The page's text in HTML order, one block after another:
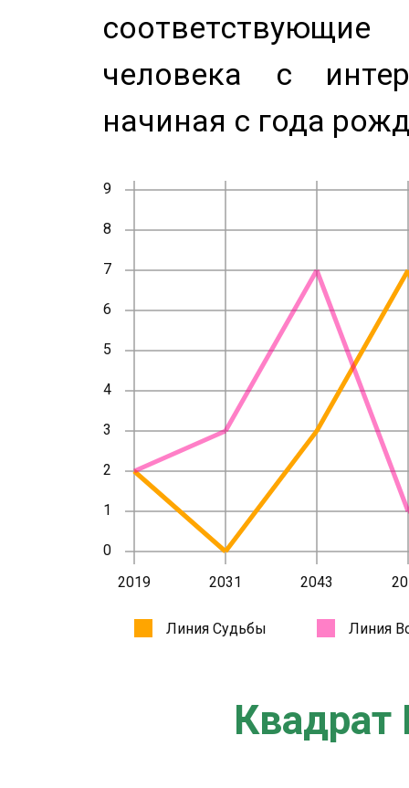
человека с
начиная с года
Квадрат